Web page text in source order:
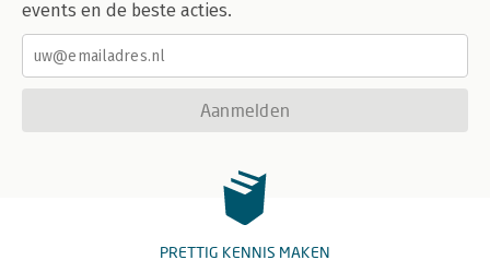
events en de beste acties.
Aanmelden
PRETTIG KENNIS MAKEN